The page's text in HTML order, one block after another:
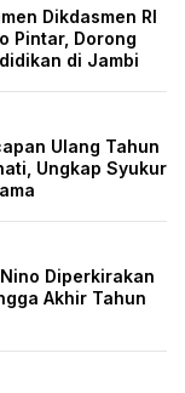
Dikdasmen RI
Pintar, Dorong
di Jambi
Ulang Tahun
Ungkap Syukur
Diperkirakan
Akhir Tahun